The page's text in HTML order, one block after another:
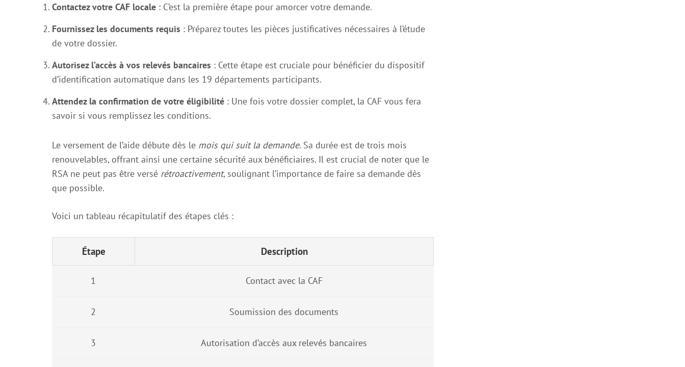
Contactez votre CAF locale : C’est la première étape pour amorcer votre demande.
Fournissez les documents requis : Préparez toutes les pièces justificatives nécessaires à l’étude
de votre dossier.
Autorisez l’accès à vos relevés bancaires : Cette étape est cruciale pour bénéficier du dispositif
d’identification automatique dans les 19 départements participants.
Attendez la confirmation de votre éligibilité : Une fois votre dossier complet, la CAF vous fera
savoir si vous remplissez les conditions.
Le versement de l’aide débute dès le mois qui suit la demande. Sa durée est de trois mois
renouvelables, offrant ainsi une certaine sécurité aux bénéficiaires. Il est crucial de noter que le
RSA ne peut pas être versé rétroactivement, soulignant l’importance de faire sa demande dès
que possible.
Voici un tableau récapitulatif des étapes clés :
Étape Description
1 Contact avec la CAF
2 Soumission des documents
3 Autorisation d’accès aux relevés bancaires